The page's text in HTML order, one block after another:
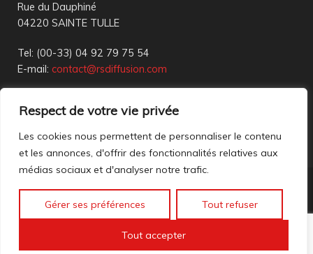
Respect de votre vie privée
Les cookies nous permettent de personnaliser le contenu
et les annonces, d'offrir des fonctionnalités relatives aux
médias sociaux et d'analyser notre trafic.
Gérer ses préférences Tout refuser
Tout accepter
Rue du Dauphiné
04220 SAINTE TULLE
Tel: (00-33) 04 92 79 75 54
E-mail: contact@rsdiffusion.com
18h00
Réception en magasin sur rendez-vous uniquement
Nous contacter
Mentions légales
Accéder à nos anciennes annonces